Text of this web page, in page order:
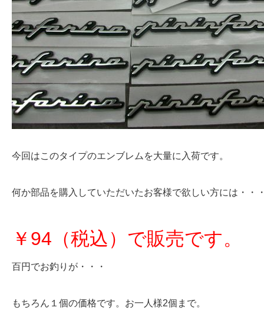
今回はこのタイプのエンブレムを大量に入荷です。
何か部品を購入していただいたお客様で欲しい方には・・
￥94（税込）で販売です。
百円でお釣りが・・・
もちろん１個の価格です。お一人様2個まで。